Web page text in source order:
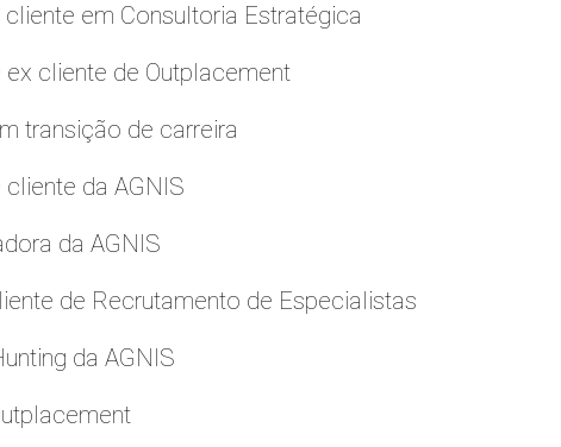
em Consultoria Estratégica
cliente de Outplacement
transição de carreira
da AGNIS
da AGNIS
de Recrutamento de Especialistas
da AGNIS